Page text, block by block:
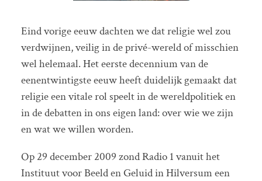
Eind vorige eeuw dachten we dat religie wel zou
verdwijnen, veilig in de privé-wereld of misschien
wel helemaal. Het eerste decennium van de
eenentwintigste eeuw heeft duidelijk gemaakt dat
religie een vitale rol speelt in de wereldpolitiek en
in de debatten in ons eigen land: over wie we zijn
en wat we willen worden.
Op 29 december 2009 zond Radio 1 vanuit het
Instituut voor Beeld en Geluid in Hilversum een